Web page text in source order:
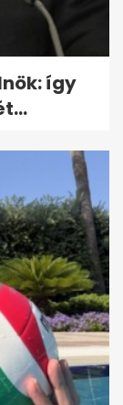
így